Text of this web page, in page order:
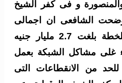
و فى كفر الشيخ
الشافعى ان اجمالى
التكلفة الاستثمارية للخطة بلغت 2.7 مليار جنيه
غلى مشاكل الشبكة بعمل
من الانقطاعات التى